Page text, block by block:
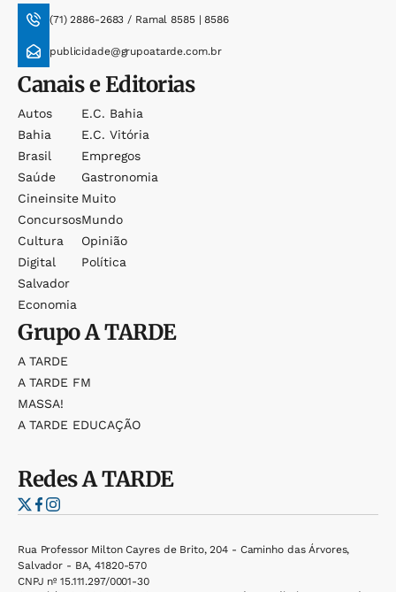
(71) 2886-2683 / Ramal 8585 | 8586
publicidade@grupoatarde.com.br
Canais e Editorias
Autos
Bahia
Brasil
Saúde
Cineinsite
Concursos
Cultura
Digital
Salvador
Economia
E.c. Bahia
E.c. Vitória
Empregos
Gastronomia
Muito
Mundo
Opinião
Política
GrupoA TARDE
A TARDE
A TARDE FM
MASSA!
A TARDE EDUCAÇÃO
RedesA TARDE
Rua Professor Milton Cayres de Brito, 204 - Caminho das Árvores,
Salvador - BA, 41820-570
CNPJ nº 15.111.297/0001-30